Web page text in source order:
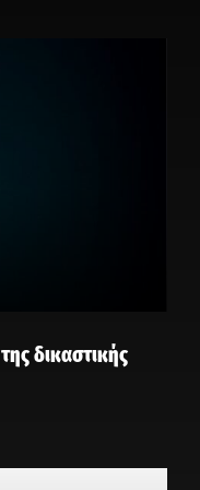
δικαστικής